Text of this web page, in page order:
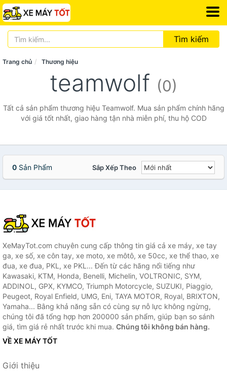
Tìm kiếm
Trang chủ Thương hiệu
teamwolf (0)
Tất cả sản phẩm thương hiệu Teamwolf. Mua sản phẩm chính hãng
với giá tốt nhất, giao hàng tận nhà miễn phí, thu hộ COD
0 Sản Phẩm Sắp Xếp Theo
XeMayTot.com chuyên cung cấp thông tin giá cả xe máy, xe tay
ga, xe số, xe côn tay, xe moto, xe môtô, xe 50cc, xe thể thao, xe
đua, xe đua, PKL, xe PKL... Đến từ các hãng nổi tiếng như
Kawasaki, KTM, Honda, Benelli, Michelin, VOLTRONIC, SYM,
ADDINOL, GPX, KYMCO, Triumph Motorcycle, SUZUKI, Piaggio,
Peugeot, Royal Enfield, UMG, Eni, TAYA MOTOR, Royal, BRIXTON,
Yamaha... Bằng khả năng sẵn có cùng sự nỗ lực không ngừng,
chúng tôi đã tổng hợp hơn 200000 sản phẩm, giúp bạn so sánh
giá, tìm giá rẻ nhất trước khi mua. Chúng tôi không bán hàng.
VỀ XE MÁY TỐT
Giới thiệu